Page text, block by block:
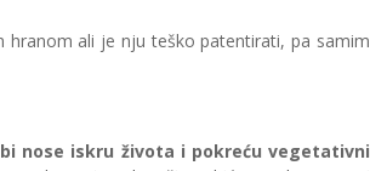
hranom ali je nju teško patentirati, pa samim
nose iskru života i pokreću vegetativni